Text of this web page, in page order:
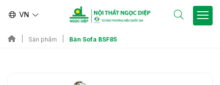
VN
Sản phẩm Bàn Sofa BSF85